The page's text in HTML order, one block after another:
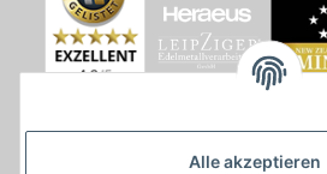
Alle akzeptieren